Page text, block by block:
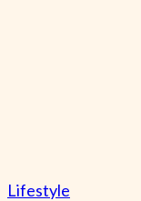
Lifestyle